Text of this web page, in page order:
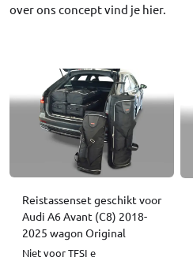
over ons concept vind je hier.
Reistassenset geschikt voor
Audi A6 Avant (C8) 2018-
2025 wagon Original
Niet voor TFSI e